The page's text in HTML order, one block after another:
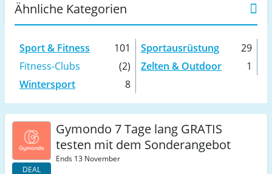
Ähnliche Kategorien
Sport & Fitness 101 Sportausrüstung
29
Fitness-Clubs
(2) Zelten & Outdoor
1
Wintersport
8
DEAL
Gymondo 7 Tage lang GRATIS
testen mit dem Sonderangebot
Ends 13 November